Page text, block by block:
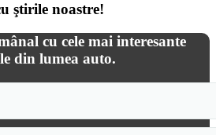
ştirile noastre!
cu cele mai interesante
din lumea auto.